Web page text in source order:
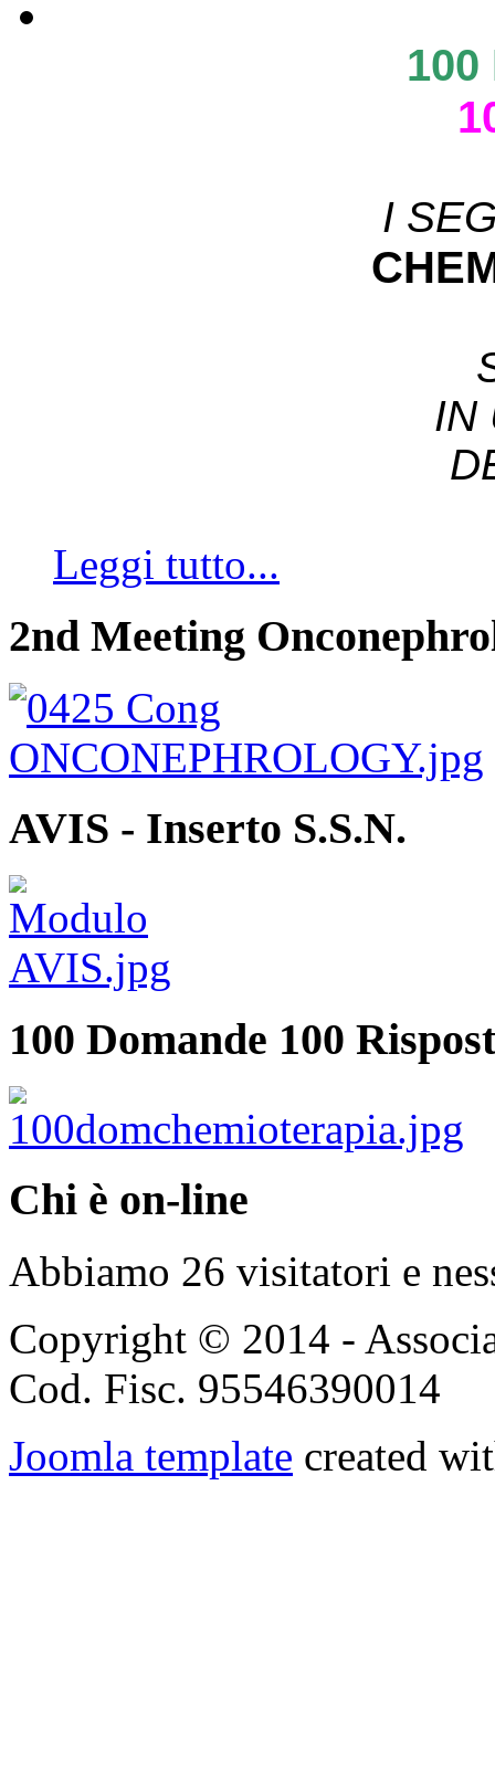
100
I
IN
Leggi tutto...
2nd Meeting
AVIS - Inserto S.S.N.
100 Domande 100
Chi è on-line
Abbiamo 26 visitatori e
Copyright © 2014 -
Cod. Fisc. 95546390014
Joomla template created